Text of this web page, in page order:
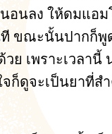
อนลง ให้ดมแอ
ขณะนั้นปากก็พู
ย เพราะเวลานี้
จก็ดูจะเป็นยาที่ส